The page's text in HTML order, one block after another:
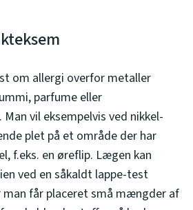
om allergi overfor metaller
parfume eller
vil eksempelvis ved nikkel-
plet på et område der har
f.eks. en øreflip. Lægen kan
ved en såkaldt lappe-test
får placeret små mængder af